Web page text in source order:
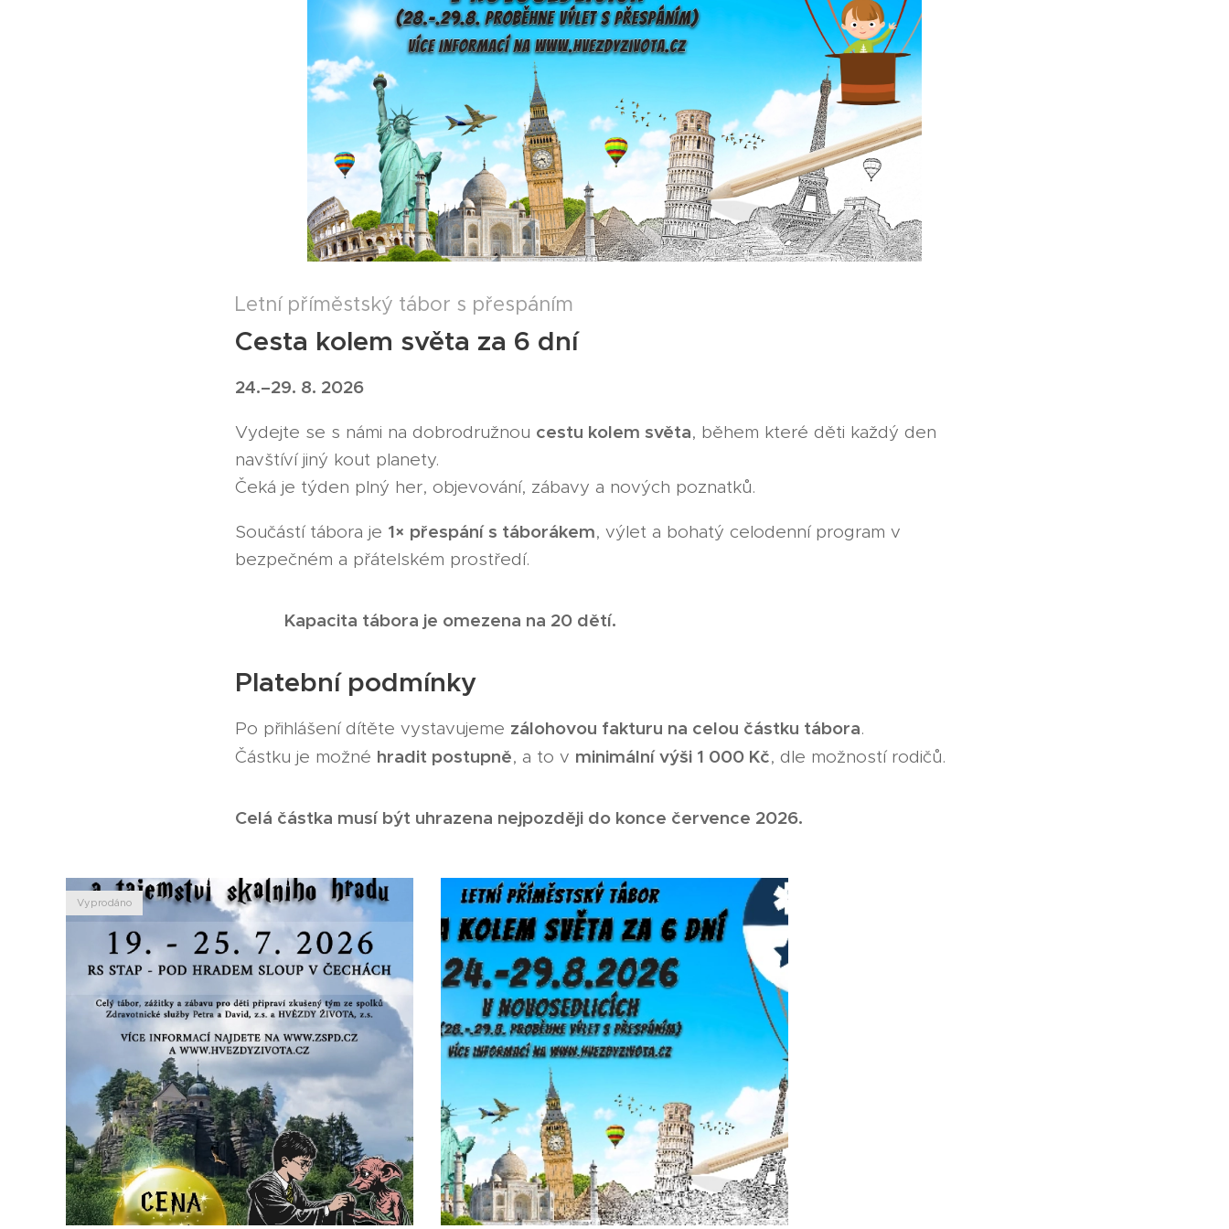
Letní příměstský tábor s přespáním
Cesta kolem světa za 6 dní ✈️
24.–29. 8. 2026
Vydejte se s námi na dobrodružnou cestu kolem světa, během které děti každý den
navštíví jiný kout planety.
Čeká je týden plný her, objevování, zábavy a nových poznatků.
Součástí tábora je 1× přespání s táborákem, výlet a bohatý celodenní program v
bezpečném a přátelském prostředí.
Kapacita tábora je omezena na 20 dětí.
Platební podmínky
Po přihlášení dítěte vystavujeme zálohovou fakturu na celou částku tábora.
Částku je možné hradit postupně, a to v minimální výši 1 000 Kč, dle možností rodičů.
Celá částka musí být uhrazena nejpozději do konce července 2026.
Vyprodáno